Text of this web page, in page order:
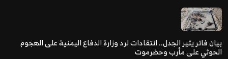
بيان فاتر يثير الجدل.. انتقادات لرد وزارة الدفاع اليمنية على الهجوم
الحوثي على مأرب وحضرموت